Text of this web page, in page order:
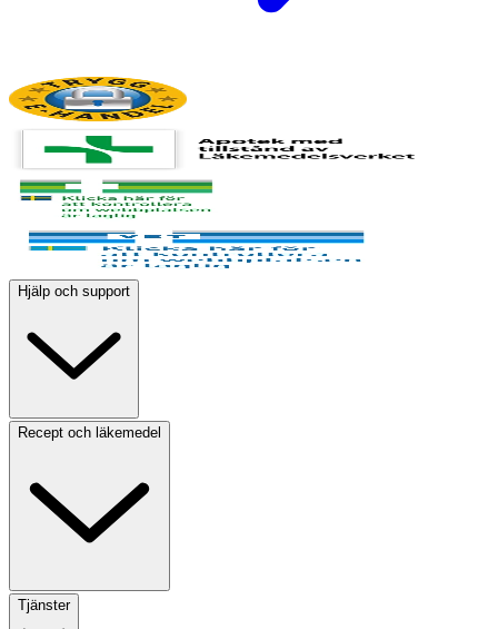
Hjälp och support
Recept och läkemedel
Tjänster